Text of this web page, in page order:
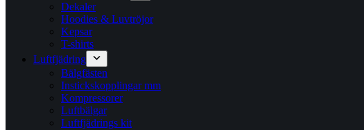
Dekaler
Hoodies & Luvtröjor
Kepsar
T-shirts
Luftfjädring
Bälgfästen
Instickskopplingar mm
Kompressorer
Luftbälgar
Luftfjädrings kit